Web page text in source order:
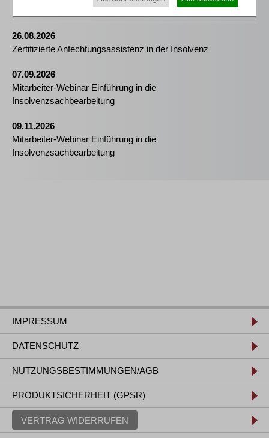
Passende Seminare
26.08.2026
Zertifizierte Anfechtungsassistenz in der Insolvenz
07.09.2026
Mitarbeiter-Webinar Einführung in die
Insolvenzsachbearbeitung
09.11.2026
Mitarbeiter-Webinar Einführung in die
Insolvenzsachbearbeitung
IMPRESSUM
DATENSCHUTZ
NUTZUNGSBESTIMMUNGEN/AGB
PRODUKTSICHERHEIT (GPSR)
VERTRAG WIDERRUFEN